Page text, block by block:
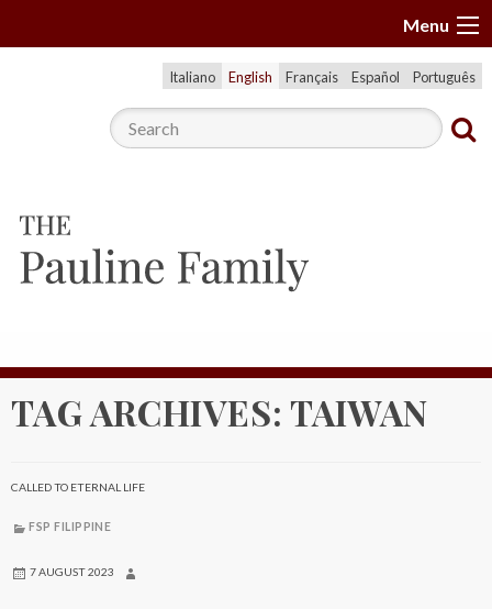
k
t
Menu
Italiano English Français Español Português
TAG ARCHIVES:TAIWAN
CALLED TO ETERNAL LIFE
FSP FILIPPINE
7 AUGUST 2023